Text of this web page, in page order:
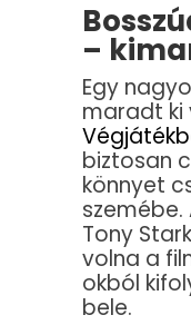
–
Egy
maradt ki
biztosan
könnyet
szemébe.
Tony
volna a
okból
bele.